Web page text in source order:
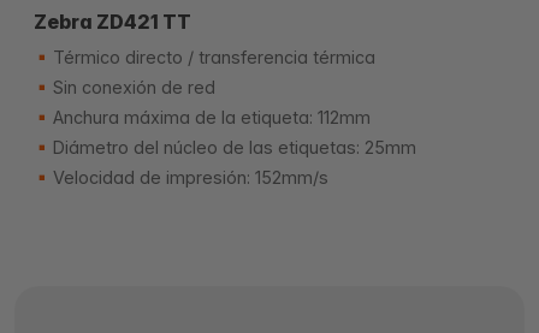
Zebra ZD421 TT
Térmico directo / transferencia térmica
Sin conexión de red
Anchura máxima de la etiqueta: 112mm
Diámetro del núcleo de las etiquetas: 25mm
Velocidad de impresión: 152mm/s